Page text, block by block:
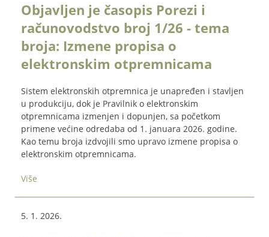
Objavljen je časopis Porezi i
računovodstvo broj 1/26 - tema
broja: Izmene propisa o
elektronskim otpremnicama
Sistem elektronskih otpremnica je unapređen i stavljen
u produkciju, dok je Pravilnik o elektronskim
otpremnicama izmenjen i dopunjen, sa početkom
primene većine odredaba od 1. januara 2026. godine.
Kao temu broja izdvojili smo upravo izmene propisa o
elektronskim otpremnicama.
Više
5. 1. 2026.